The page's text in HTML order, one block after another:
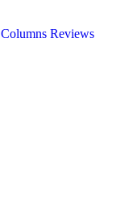
Columns Reviews